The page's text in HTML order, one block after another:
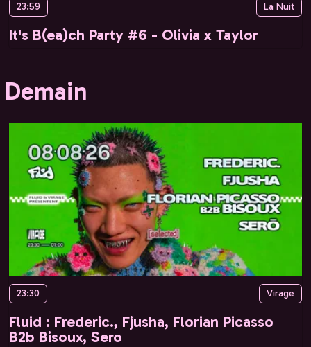
23:59 La Nuit
It's B(ea)ch Party #6 - Olivia x Taylor
Demain
23:30 Virage
Fluid : Frederic., Fjusha, Florian Picasso
B2b Bisoux, Sero